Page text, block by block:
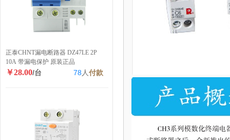
正泰CHNT漏电断路器 DZ47LE 2P
10A 带漏电保护 原装正品
￥28.00/台 78 人付款